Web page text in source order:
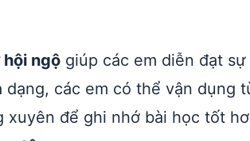
ngộ giúp các em diễn đạt
dạng, các em có thể vận dụng
xuyên để ghi nhớ bài học tốt